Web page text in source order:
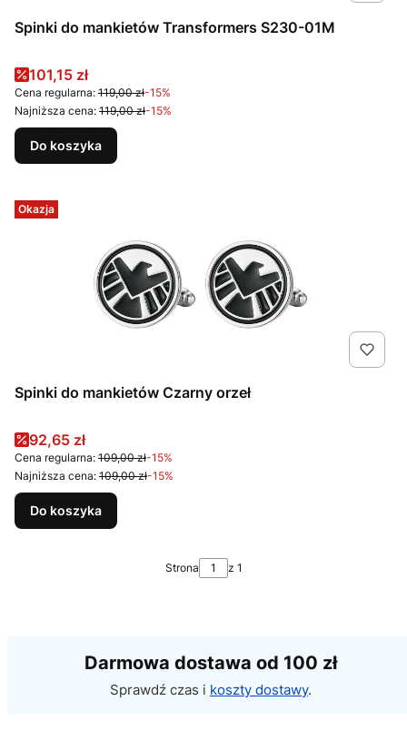
Spinki do mankietów Transformers S230-01M
Cena promocyjna
101,15 zł
Cena regularna: 119,00 zł-15%
Najniższa cena: 119,00 zł-15%
Do koszyka
Okazja
Spinki do mankietów Czarny orzeł
Cena promocyjna
92,65 zł
Cena regularna: 109,00 zł-15%
Najniższa cena: 109,00 zł-15%
Do koszyka
Strona z 1
Darmowa dostawa od 100 zł
Sprawdź czas i koszty dostawy.